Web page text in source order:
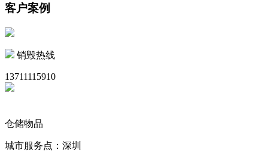
客户案例
销毁热线
13711115910
仓储物品
城市服务点：深圳